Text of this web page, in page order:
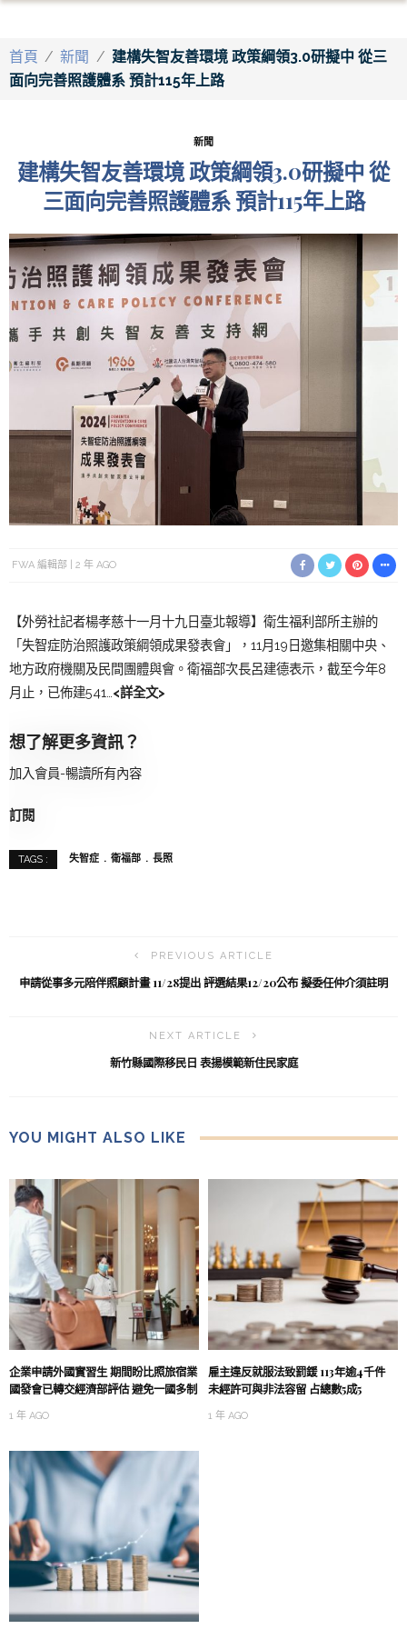
首頁 / 新聞 / 建構失智友善環境 政策綱領3.0研擬中 從三
面向完善照護體系 預計115年上路
新聞
建構失智友善環境 政策綱領3.0研擬中 從
三面向完善照護體系 預計115年上路
FWA 編輯部 2 年 AGO
【外勞社記者楊孝慈十一月十九日臺北報導】衛生福利部所主辦的
「失智症防治照護政策綱領成果發表會」，11月19日邀集相關中央、
地方政府機關及民間團體與會。衛福部次長呂建德表示，截至今年8
月止，已佈建541… <詳全文>
想了解更多資訊？
加入會員-暢讀所有內容
訂閱
TAGS : 失智症 衛福部 長照
PREVIOUS ARTICLE
申請從事多元陪伴照顧計畫 11/28提出 評選結果12/20公布 擬委任仲介須註明
NEXT ARTICLE
新竹縣國際移民日 表揚模範新住民家庭
YOU MIGHT ALSO LIKE
企業申請外國實習生 期間盼比照旅宿業
國發會已轉交經濟部評估 避免一國多制
1 年 AGO
雇主違反就服法致罰鍰 113年逾4千件
未經許可與非法容留 占總數5成5
1 年 AGO